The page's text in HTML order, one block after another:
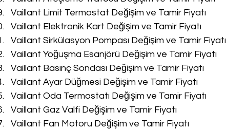
Vaillant Limit Termostat Değişim ve Tamir Fiyatı
Vaillant Elektronik Kart Değişim ve Tamir Fiyatı
Vaillant Sirkülasyon Pompası Değişim ve Tamir Fiyatı
Vaillant Yoğuşma Esanjörü Değişim ve Tamir Fiyatı
Vaillant Basınç Sondası Değişim ve Tamir Fiyatı
Vaillant Ayar Düğmesi Değişim ve Tamir Fiyatı
Vaillant Oda Termostatı Değişim ve Tamir Fiyatı
Vaillant Gaz Valfi Değişim ve Tamir Fiyatı
Vaillant Fan Motoru Değişim ve Tamir Fiyatı